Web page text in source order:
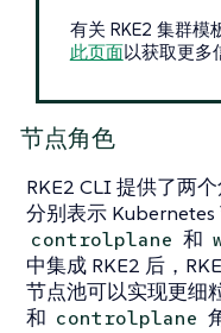
有关 RKE2 集群模
此页面以获取更多
节点角色
RKE2 CLI 提供了两个
分别表示 Kubernetes
controlplane 和
中集成 RKE2 后，
节点池可以实现更细
和 controlplane